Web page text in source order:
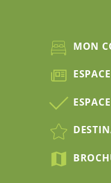
MON